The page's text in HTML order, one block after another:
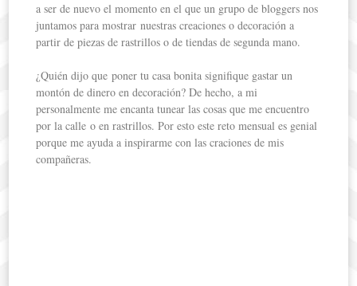
a ser de nuevo el momento en el que un grupo de bloggers nos
juntamos para mostrar nuestras creaciones o decoración a
partir de piezas de rastrillos o de tiendas de segunda mano.
¿Quién dijo que poner tu casa bonita signifique gastar un
montón de dinero en decoración? De hecho, a mi
personalmente me encanta tunear las cosas que me encuentro
por la calle o en rastrillos. Por esto este reto mensual es genial
porque me ayuda a inspirarme con las craciones de mis
compañeras.